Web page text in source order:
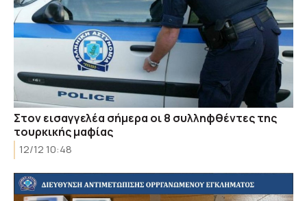
Στον εισαγγελέα σήμερα οι 8 συλληφθέντες της
τουρκικής μαφίας
12/12 10:48